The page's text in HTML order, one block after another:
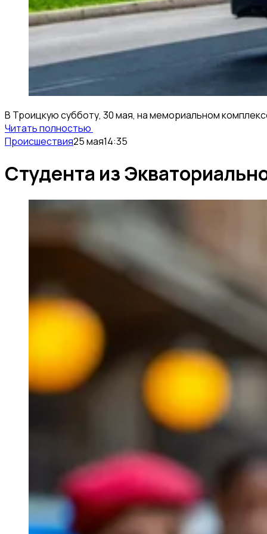
В Троицкую субботу, 30 мая, на мемориальном
Читать полностью
Происшествия25 мая14:35
Студента из